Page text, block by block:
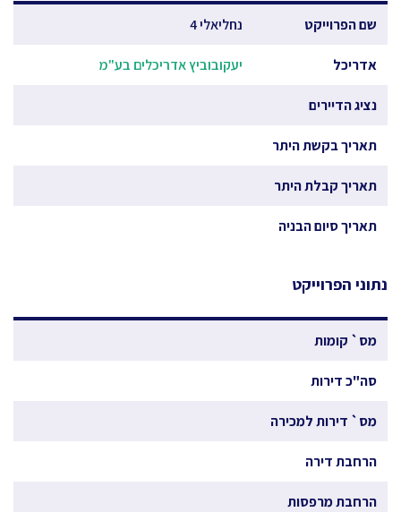
שם הפרוייקט נחליאלי 4
אדריכל יעקובוביץ אדריכלים בע"מ
נציג הדיירים
תאריך בקשת היתר
תאריך קבלת היתר
תאריך סיום הבניה
נתוני הפרוייקט
מס` קומות
סה"כ דירות
מס` דירות למכירה
הרחבת דירה
הרחבת מרפסות